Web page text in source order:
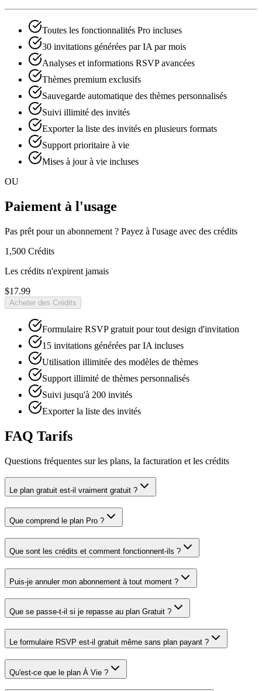
Toutes les fonctionnalités Pro incluses
30 invitations générées par IA par mois
Analyses et informations RSVP avancées
Thèmes premium exclusifs
Sauvegarde automatique des thèmes personnalisés
Suivi illimité des invités
Exporter la liste des invités en plusieurs formats
Support prioritaire à vie
Mises à jour à vie incluses
OU
Paiement à l'usage
Pas prêt pour un abonnement ? Payez à l'usage avec des crédits
1,500 Crédits
Les crédits n'expirent jamais
$17.99
Acheter des Crédits
Formulaire RSVP gratuit pour tout design d'invitation
15 invitations générées par IA incluses
Utilisation illimitée des modèles de thèmes
Support illimité de thèmes personnalisés
Suivi jusqu'à 200 invités
Exporter la liste des invités
FAQ Tarifs
Questions fréquentes sur les plans, la facturation et les crédits
Le plan gratuit est-il vraiment gratuit ?
Que comprend le plan Pro ?
Que sont les crédits et comment fonctionnent-ils ?
Puis-je annuler mon abonnement à tout moment ?
Que se passe-t-il si je repasse au plan Gratuit ?
Le formulaire RSVP est-il gratuit même sans plan payant ?
Qu'est-ce que le plan À Vie ?